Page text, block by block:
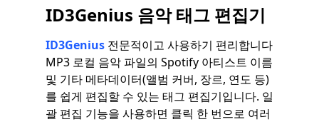
ID3Genius 음악 태그 편집기
ID3Genius 전문적이고 사용하기 편리합니다
MP3 로컬 음악 파일의 Spotify 아티스트 이름
및 기타 메타데이터(앨범 커버, 장르, 연도 등)
를 쉽게 편집할 수 있는 태그 편집기입니다. 일
괄 편집 기능을 사용하면 클릭 한 번으로 여러